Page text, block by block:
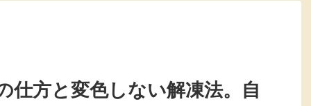
仕方と変色しない解凍法。自